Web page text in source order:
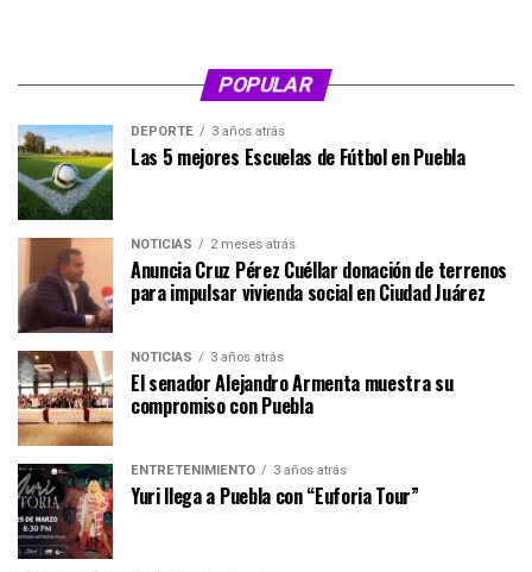
POPULAR
DEPORTE 3 años atrás
Las 5 mejores Escuelas de Fútbol en Puebla
NOTICIAS 2 meses atrás
Anuncia Cruz Pérez Cuéllar donación de terrenos
para impulsar vivienda social en Ciudad Juárez
NOTICIAS 3 años atrás
El senador Alejandro Armenta muestra su
compromiso con Puebla
ENTRETENIMIENTO 3 años atrás
Yuri llega a Puebla con “Euforia Tour”